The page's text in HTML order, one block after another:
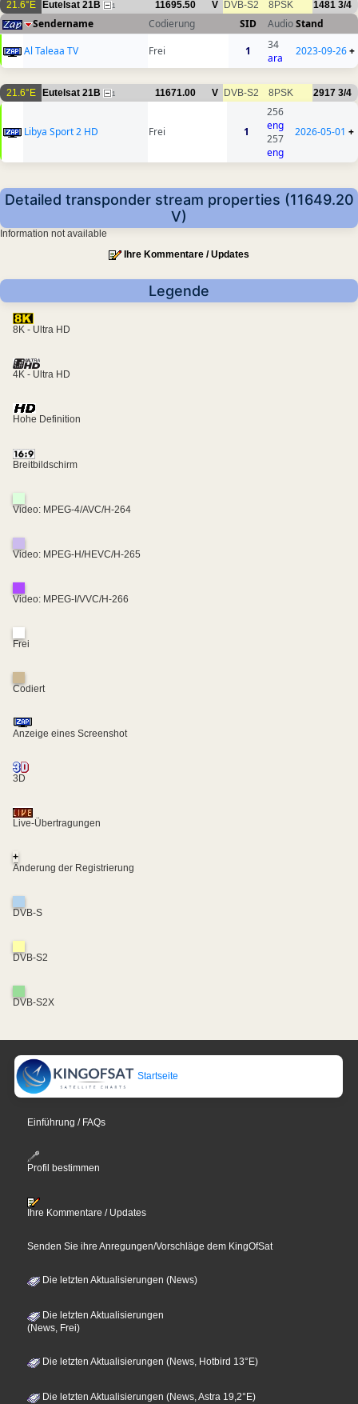
21.6°E Eutelsat 21B 1 11695.50 V DVB-S2 8PSK 1481 3/4
Sendername Codierung SID AudioStand
Al Taleaa TV
Frei 1
34
ara
2023-09-26+
21.6°E Eutelsat 21B 1 11671.00 V DVB-S2 8PSK 2917 3/4
Libya Sport 2 HD Frei 1
256
eng
257
eng
2026-05-01 +
Detailed transponder stream properties (11649.20
V)
Information not available
Ihre Kommentare / Updates
Legende
8K - Ultra HD
4K - Ultra HD
Hohe Definition
Breitbildschirm
Video: MPEG-4/AVC/H-264
Video: MPEG-H/HEVC/H-265
Video: MPEG-I/VVC/H-266
Frei
Codiert
Anzeige eines Screenshot
3D
Live-Übertragungen
+
Änderung der Registrierung
DVB-S
DVB-S2
DVB-S2X
Startseite
Einführung / FAQs
Profil bestimmen
Ihre Kommentare / Updates
Senden Sie ihre Anregungen/Vorschläge dem KingOfSat
Die letzten Aktualisierungen (News)
Die letzten Aktualisierungen
(News, Frei)
Die letzten Aktualisierungen (News, Hotbird 13°E)
Die letzten Aktualisierungen (News, Astra 19,2°E)